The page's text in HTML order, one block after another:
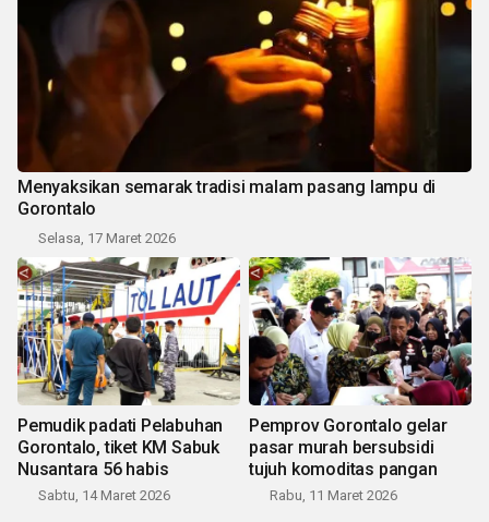
Menyaksikan semarak tradisi malam pasang lampu di
Gorontalo
Selasa, 17 Maret 2026
Pemudik padati Pelabuhan
Gorontalo, tiket KM Sabuk
Nusantara 56 habis
Sabtu, 14 Maret 2026
Pemprov Gorontalo gelar
pasar murah bersubsidi
tujuh komoditas pangan
Rabu, 11 Maret 2026